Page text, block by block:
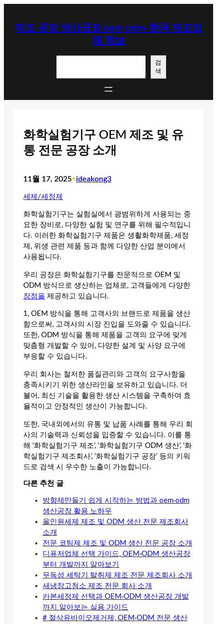
제조 공장 생산공장 oem odm-한국 제조업
체 정보
검
색
화학실험기구 OEM 제조 및 유
통 전문 공장 소개
11월 17, 2025•ideakong3
세제/세정제
화학실험기구는 실험실에서 광범위하게 사용되는 중
요한 장비로, 다양한 실험 및 연구를 위해 필수적입니
다. 이러한 화학실험기구 제품은 생활화학제품, 세정
제, 위생 관련 제품 등과 함께 다양한 산업 분야에서
사용됩니다.
우리 공장은 화학실험기구를 전문적으로 OEM 및
ODM 방식으로 생산하는 업체로, 고객들에게 다양한
장점을 제공하고 있습니다.
1, OEM 방식을 통해 고객사의 브랜드로 제품을 생산
함으로써, 고객사의 시장 진입을 도와줄 수 있습니다.
또한, ODM 방식을 통해 제품을 고객의 요구에 맞게
맞춤형 개발할 수 있어, 다양한 설계 및 사양 요구에
부응할 수 있습니다.
우리 회사는 철저한 품질관리와 고객의 요구사항을
충족시키기 위한 생산라인을 보유하고 있습니다. 더
불어, 최신 기술을 활용한 생산 시스템을 구축하여 효
율적이고 안정적인 생산이 가능합니다.
또한, 국내외에서의 유통 및 납품 사례를 통해 우리 회
사의 기술력과 신뢰성을 입증할 수 있습니다. 이를 통
해 ‘화학실험기구 제조’, ‘화학실험기구 ODM 생산’, ‘화
학실험기구 제조회사’, ‘화학실험기구 공장’ 등의 키워
드로 검색 시 우수한 노출이 가능합니다.
다른 추천 글
방향제만들기 쉽게 시작하는 방법과 oem·odm
생산공장 활용 노하우
올인원세제 제조 및 ODM 생산 전문 제조회사
소개
전문 코팅제 제조 및 ODM 생산 전문 공장 소개
디퓨저업체 선택 가이드, OEM·ODM 생산공장
부터 개발까지 알아보기
무독성 세탁기 탈취제 제조 전문 제조회사 소개
새냉장고청소 제조 전문 회사 소개
카본세정제 선택과 OEM·ODM 생산공장 개발
까지 알아보는 실용 가이드
# 절삭유바이오제거제, OEM·ODM 전문 생산